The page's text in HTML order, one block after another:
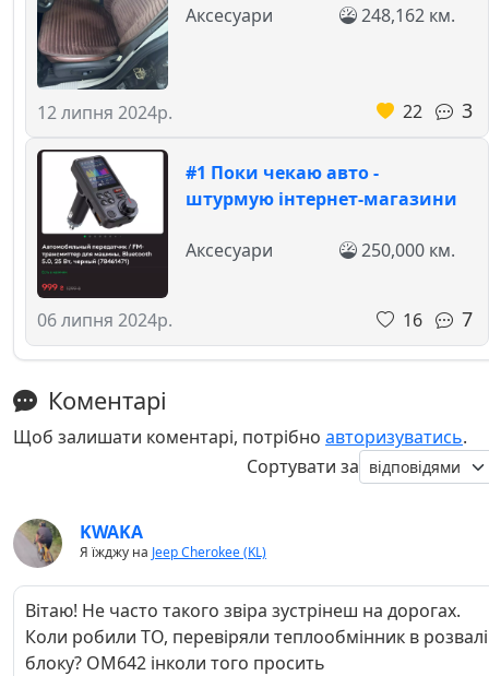
12 липня 2024р.
Аксесуари 248,162 км.
22 3
#1 Поки чекаю авто -
штурмую інтернет-магазини
06 липня 2024р.
Аксесуари 250,000 км.
16 7
Коментарі
Щоб залишати коментарі, потрібно авторизуватись.
Сортувати за
KWAKA
Я їжджу на Jeep Cherokee (KL)
Вітаю! Не часто такого звіра зустрінеш на дорогах.
Коли робили ТО, перевіряли теплообмінник в розвалі
блоку? ОМ642 інколи того просить